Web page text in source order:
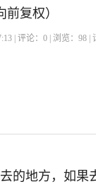
前复权）
| 评论：0 | 浏览：98 |
的地方，如果